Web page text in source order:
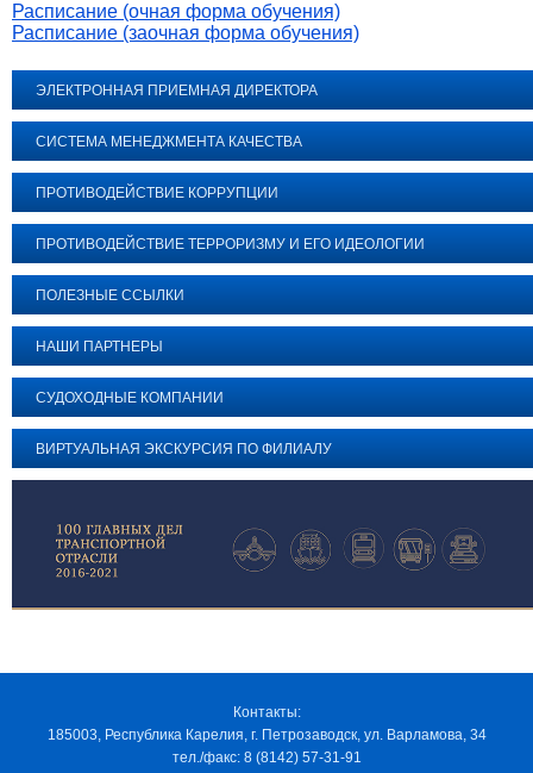
Расписание (очная форма обучения)
Расписание (заочная форма обучения)
ЭЛЕКТРОННАЯ ПРИЕМНАЯ ДИРЕКТОРА
СИСТЕМА МЕНЕДЖМЕНТА КАЧЕСТВА
ПРОТИВОДЕЙСТВИЕ КОРРУПЦИИ
ПРОТИВОДЕЙСТВИЕ ТЕРРОРИЗМУ И ЕГО ИДЕОЛОГИИ
ПОЛЕЗНЫЕ ССЫЛКИ
НАШИ ПАРТНЕРЫ
СУДОХОДНЫЕ КОМПАНИИ
ВИРТУАЛЬНАЯ ЭКСКУРСИЯ ПО ФИЛИАЛУ
Контакты:
185003, Республика Карелия, г. Петрозаводск, ул. Варламова, 34
тел./факс: 8 (8142) 57-31-91